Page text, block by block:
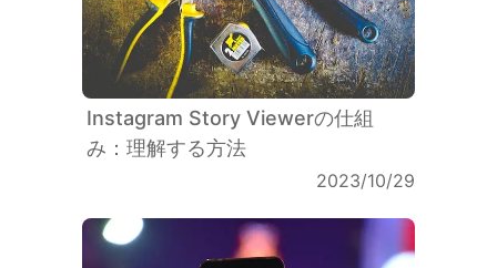
Instagram Story Viewerの仕組
み：理解する方法
2023/10/29